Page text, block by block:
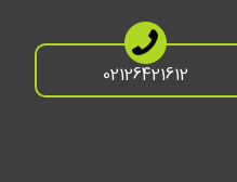
02126421612